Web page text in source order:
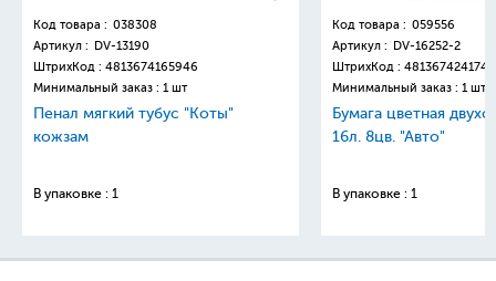
Код товара : 038308
Артикул : DV-13190
ШтрихКод : 4813674165946
Минимальный заказ : 1 шт
Пенал мягкий тубус "Коты"
кожзам
В упаковке : 1
Код товара : 059556
Артикул : DV-16252-2
ШтрихКод : 4813674241749
Минимальный заказ : 1 шт
Бумага цветная
16л. 8цв. "Авто"
В упаковке : 1